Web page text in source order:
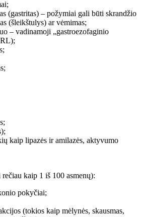
(gastritas) – požymiai gali būti skrandžio
(šleikštulys) ar vėmimas;
– vadinamoji „gastroezofaginio
kaip lipazės ir amilazės, aktyvumo
kaip 1 iš 100 asmenų):
pokyčiai;
(tokios kaip mėlynės, skausmas,